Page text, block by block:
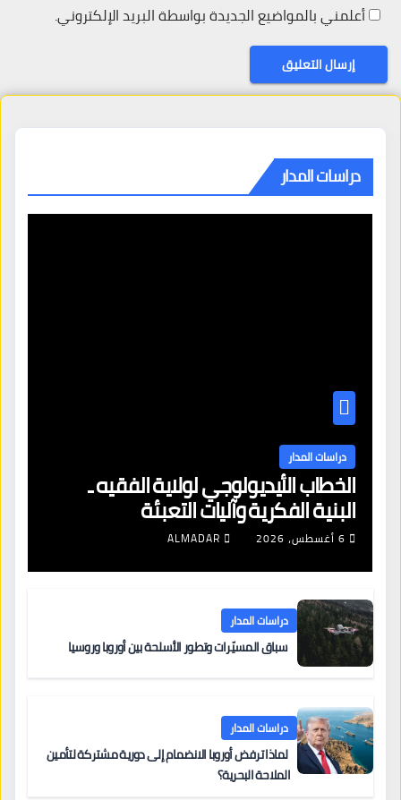
أعلمني بالمواضيع الجديدة بواسطة البريد الإلكتروني.
دراسات المدار
دراسات المدار
الخطاب الأيديولوجي لولاية الفقيه ـ
البنية الفكرية وآليات التعبئة
6 أغسطس، 2026 ALMADAR
دراسات المدار
سباق المسيّرات وتطور الأسلحة بين أوروبا وروسيا
دراسات المدار
لماذا ترفض أوروبا الانضمام إلى دورية مشتركة لتأمين
الملاحة البحرية؟